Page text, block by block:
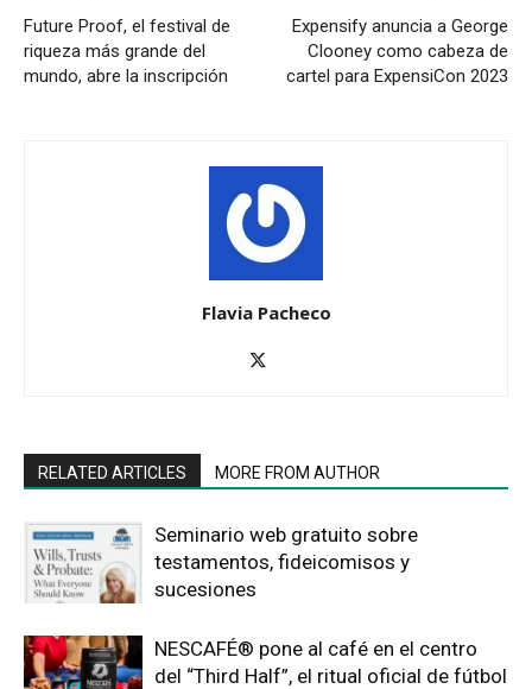
Future Proof, el festival de
riqueza más grande del
mundo, abre la inscripción
Expensify anuncia a George
Clooney como cabeza de
cartel para ExpensiCon 2023
Flavia Pacheco
RELATED ARTICLES MORE FROM AUTHOR
Seminario web gratuito sobre
testamentos, fideicomisos y
sucesiones
NESCAFÉ® pone al café en el centro
del “Third Half”, el ritual oficial de fútbol